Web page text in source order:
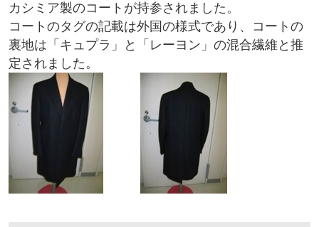
カシミア製のコートが持参されました。
コートのタグの記載は外国の様式であり、コートの
裏地は「キュプラ」と「レーヨン」の混合繊維と推
定されました。